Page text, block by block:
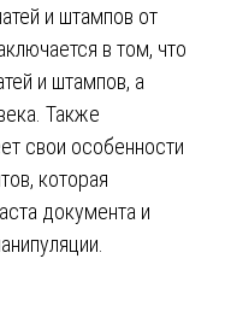
и штампов от
в том, что
и штампов, а
Также
свои особенности
которая
документа и